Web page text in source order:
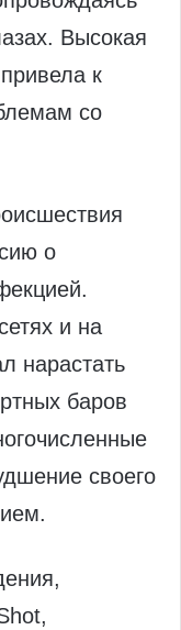
Высокая
к
со
о
и на
нарастать
баров
своего